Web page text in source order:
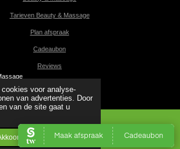
voor analyse-
van advertenties. Door
van de site gaat u
Tarieven Beauty & Massage
Plan afspraak
Cadeaubon
Reviews
Kaart